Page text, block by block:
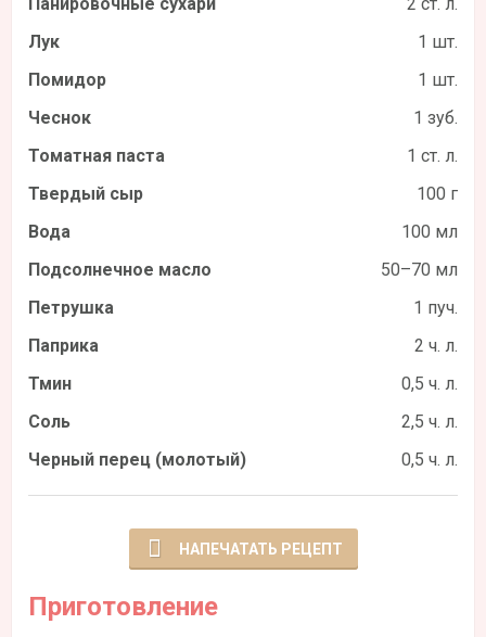
Лук
1 шт.
Помидор
1 шт.
Чеснок
1 зуб.
Томатная паста
1 ст. л.
Твердый сыр
100 г
Вода
100 мл
Подсолнечное масло
50–70 мл
Петрушка
1 пуч.
Паприка
2 ч. л.
Тмин
0,5 ч. л.
Соль
2,5 ч. л.
Черный перец (молотый)
0,5 ч. л.
НАПЕЧАТАТЬ РЕЦЕПТ
Приготовление